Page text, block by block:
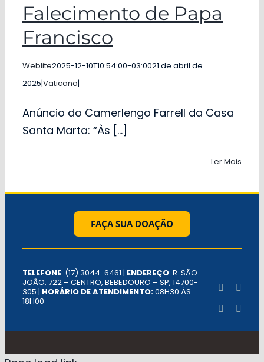
Falecimento de Papa
Francisco
Weblite2025-12-10T10:54:00-03:0021 de abril de
2025|Vaticano|
Anúncio do Camerlengo Farrell da Casa
Santa Marta: “Às [...]
Ler Mais
FAÇA SUA DOAÇÃO
TELEFONE: (17) 3044-6461 | ENDEREÇO: R. SÃO
JOÃO, 722 – CENTRO, BEBEDOURO – SP, 14700-
305 | HORÁRIO DE ATENDIMENTO:08H30 ÀS
18H00